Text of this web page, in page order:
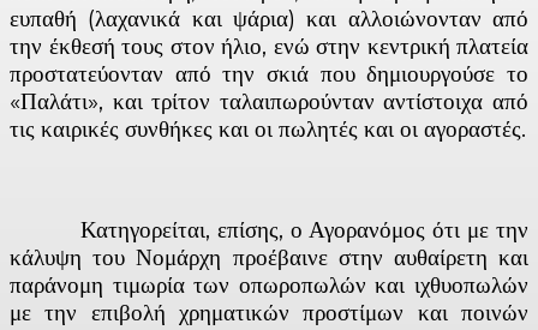
ευπαθή (λαχανικά και ψάρια) και αλλοιώνονταν από
την έκθεσή τους στον ήλιο, ενώ στην κεντρική πλατεία
προστατεύονταν από την σκιά που δημιουργούσε το
«Παλάτι», και τρίτον ταλαιπωρούνταν αντίστοιχα από
τις καιρικές συνθήκες και οι πωλητές και οι αγοραστές.
Κατηγορείται, επίσης, ο Αγορανόμος ότι με την
κάλυψη του Νομάρχη προέβαινε στην αυθαίρετη και
παράνομη τιμωρία των οπωροπωλών και ιχθυοπωλών
με την επιβολή χρηματικών προστίμων και ποινών